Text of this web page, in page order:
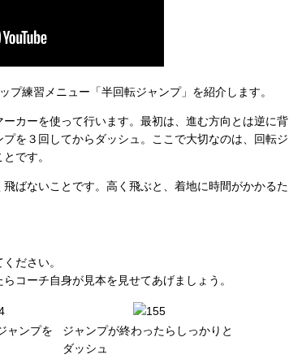
プ練習メニュー「半回転ジャンプ」を紹介します。
ーカーを使って行います。最初は、進む方向とは逆に背
を３回してからダッシュ。ここで大切なのは、回転ジ
です。
ばないことです。高く飛ぶと、着地に時間がかかるた
ださい。
コーチ自身が見本を見せてあげましょう。
ャンプを
ジャンプが終わったらしっかりと
ダッシュ